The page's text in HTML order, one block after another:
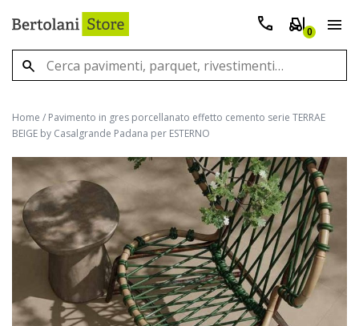
0
Home / Pavimento in gres porcellanato effetto cemento serie TERRAE
BEIGE by Casalgrande Padana per ESTERNO